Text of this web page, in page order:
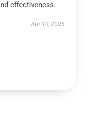
effectiveness.
Apr 10, 2025